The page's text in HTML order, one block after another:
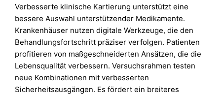
Verbesserte klinische Kartierung unterstützt eine
bessere Auswahl unterstützender Medikamente.
Krankenhäuser nutzen digitale Werkzeuge, die den
Behandlungsfortschritt präziser verfolgen. Patienten
profitieren von maßgeschneiderten Ansätzen, die die
Lebensqualität verbessern. Versuchsrahmen testen
neue Kombinationen mit verbesserten
Sicherheitsausgängen. Es fördert ein breiteres